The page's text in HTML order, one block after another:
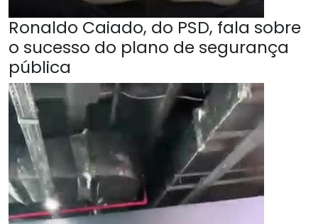
Ronaldo Caiado, do PSD, fala sobre
o sucesso do plano de segurança
pública